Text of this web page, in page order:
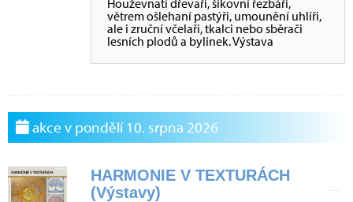
Houževnatí dřevaři, šikovní řezbáři,
větrem ošlehaní pastýři, umounění uhlíři,
ale i zruční včelaři, tkalci nebo sběrači
lesních plodů a bylinek. Výstava
akce v pondělí 10. srpna 2026
HARMONIE V TEXTURÁCH
(Výstavy)